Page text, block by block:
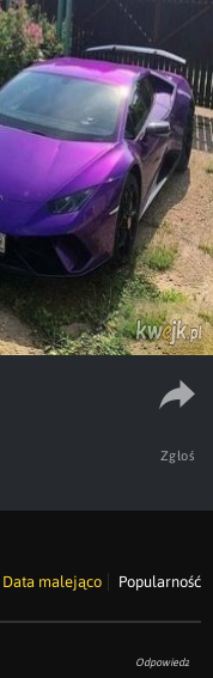
Zgłoś
Data malejąco Popularność
Odpowiedz